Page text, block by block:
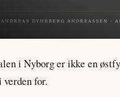
i Nyborg er ikke en
verden for.